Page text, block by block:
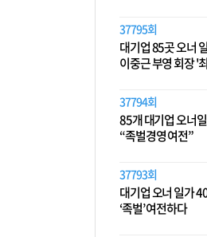
37795회
대기업 85곳 오너
이중근 부영 회장 '
37794회
85개 대기업 오너
“족벌경영 여전”
37793회
대기업 오너 일가
‘족벌’ 여전하다